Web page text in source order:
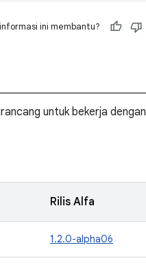
ini membantu?
untuk bekerja dengan
Rilis Alfa
1.2.0-alpha06